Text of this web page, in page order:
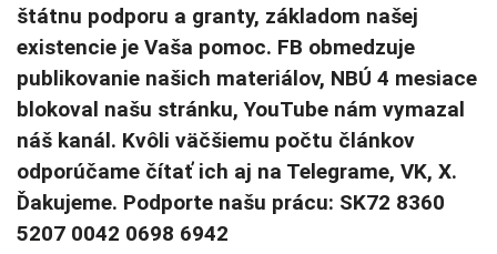
štátnu podporu a granty, základom našej
existencie je Vaša pomoc. FB obmedzuje
publikovanie našich materiálov, NBÚ 4 mesiace
blokoval našu stránku, YouTube nám vymazal
náš kanál. Kvôli väčšiemu počtu článkov
odporúčame čítať ich aj na Telegrame, VK, X.
Ďakujeme. Podporte našu prácu: SK72 8360
5207 0042 0698 6942